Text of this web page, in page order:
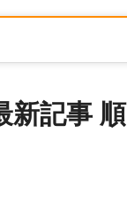
新記事 順